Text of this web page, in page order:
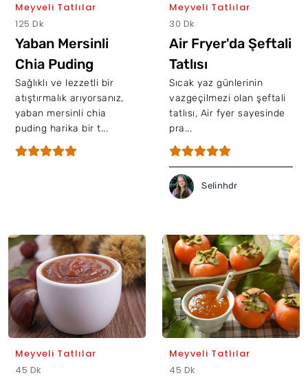
Meyveli Tatlılar
125 Dk
Yaban Mersinli
Chia Puding
Sağlıklı ve lezzetli bir
atıştırmalık arıyorsanız,
yaban mersinli chia
puding harika bir t...
Meyveli Tatlılar
30 Dk
Air Fryer'da Şeftali
Tatlısı
Sıcak yaz günlerinin
vazgeçilmezi olan şeftali
tatlısı, Air fyer sayesinde
pra...
Selinhdr
Meyveli Tatlılar
45 Dk
Meyveli Tatlılar
45 Dk